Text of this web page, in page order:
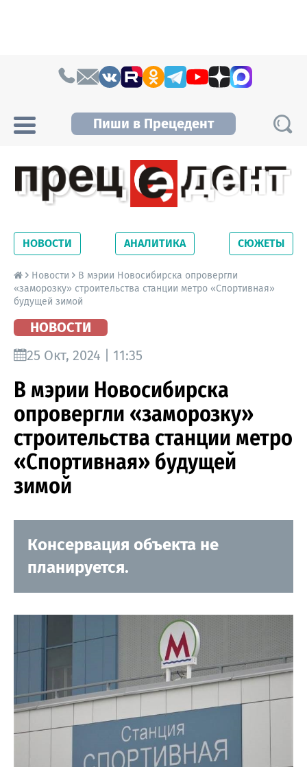
Пиши в Прецедент
Новосибирской области. Читайте свежие
новости на сайте сетевого издания
Precedent.
НОВОСТИ АНАЛИТИКА СЮЖЕТЫ
Новости
В мэрии Новосибирска опровергли
«заморозку» строительства станции метро «Спортивная»
будущей зимой
НОВОСТИ
25 Окт, 2024 | 11:35
В мэрии Новосибирска
опровергли «заморозку»
строительства станции метро
«Спортивная» будущей
зимой
Консервация объекта не
планируется.